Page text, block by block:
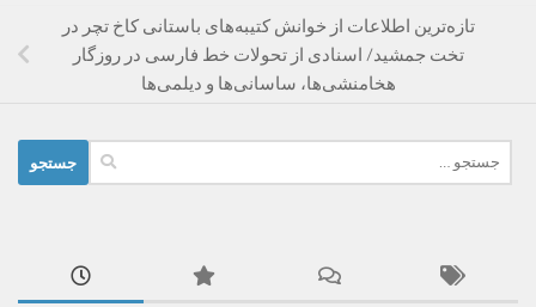
تازه‌ترین اطلاعات از خوانش کتیبه‌های باستانی کاخ تچر در
تخت جمشید/ اسنادی از تحولات خط فارسی در روزگار
هخامنشی‌ها، ساسانی‌ها و دیلمی‌ها
برای: